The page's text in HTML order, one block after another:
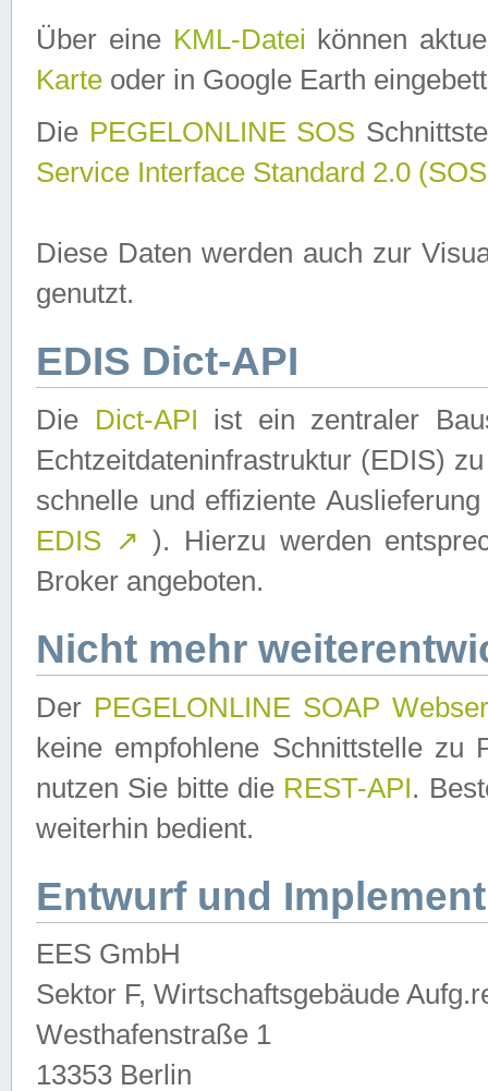
Über eine KML-Datei können
Karte oder in Google Earth
Die PEGELONLINE SOS
Service Interface Standard 2.0
Diese Daten werden auch zur
genutzt.
EDIS Dict-API
Die Dict-API ist ein zentraler
Echtzeitdateninfrastruktur (EDIS)
schnelle und effiziente
EDIS ↗ ). Hierzu werden
Broker angeboten.
Nicht mehr
Der PEGELONLINE SOAP
keine empfohlene Schnittstelle zu
nutzen Sie bitte die REST-API.
weiterhin bedient.
Entwurf und
EES GmbH
Sektor F, Wirtschaftsgebäude
Westhafenstraße 1
13353 Berlin